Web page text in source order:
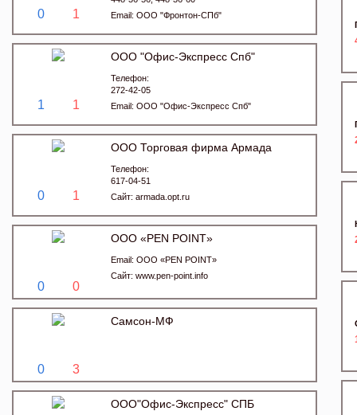
0 1
Email: ООО "Фронтон-СПб"
1 1
ООО "Офис-Экспресс Спб"
Телефон:
272-42-05
Email: ООО "Офис-Экспресс Спб"
0 1
ООО Торговая фирма Армада
Телефон:
617-04-51
Сайт: armada.opt.ru
0 0
ООО «PEN POINT»
Email: ООО «PEN POINT»
Сайт: www.pen-point.info
0 3
Самсон-МФ
ООО"Офис-Экспресс" СПБ